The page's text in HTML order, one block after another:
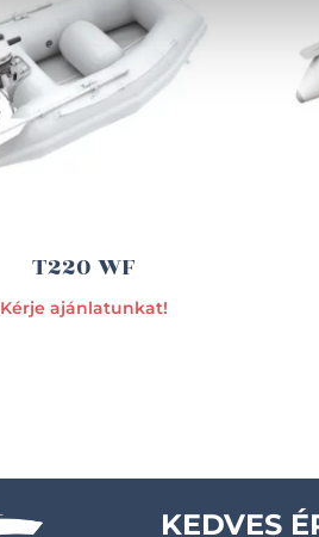
T220 WF
Kérje ajánlatunkat!
KEDVES